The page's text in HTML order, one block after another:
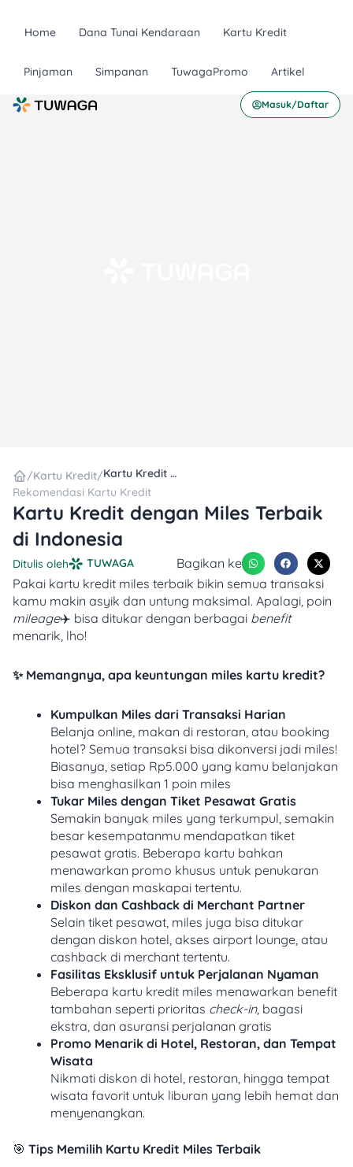
Home Dana Tunai Kendaraan Kartu Kredit
Pinjaman Simpanan TuwagaPromo Artikel
Masuk/Daftar
/Kartu Kredit/
Kartu Kredit dengan Miles Terbaik di Indonesia
Rekomendasi Kartu Kredit
Kartu Kredit dengan Miles Terbaik
di Indonesia
Ditulis oleh TUWAGA
Bagikan ke
Pakai kartu kredit miles terbaik bikin semua transaksi
kamu makin asyik dan untung maksimal. Apalagi, poin
mileage✈️ bisa ditukar dengan berbagai benefit
menarik, lho!
✨ Memangnya, apa keuntungan miles kartu kredit?
Kumpulkan Miles dari Transaksi Harian
Belanja online, makan di restoran, atau booking
hotel? Semua transaksi bisa dikonversi jadi miles!
Biasanya, setiap Rp5.000 yang kamu belanjakan
bisa menghasilkan 1 poin miles
Tukar Miles dengan Tiket Pesawat Gratis
Semakin banyak miles yang terkumpul, semakin
besar kesempatanmu mendapatkan tiket
pesawat gratis. Beberapa kartu bahkan
menawarkan promo khusus untuk penukaran
miles dengan maskapai tertentu.
Diskon dan Cashback di Merchant Partner
Selain tiket pesawat, miles juga bisa ditukar
dengan diskon hotel, akses airport lounge, atau
cashback di merchant tertentu.
Fasilitas Eksklusif untuk Perjalanan Nyaman
Beberapa kartu kredit miles menawarkan benefit
tambahan seperti prioritas check-in, bagasi
ekstra, dan asuransi perjalanan gratis
Promo Menarik di Hotel, Restoran, dan Tempat
Wisata
Nikmati diskon di hotel, restoran, hingga tempat
wisata favorit untuk liburan yang lebih hemat dan
menyenangkan.
🎯 Tips Memilih Kartu Kredit Miles Terbaik